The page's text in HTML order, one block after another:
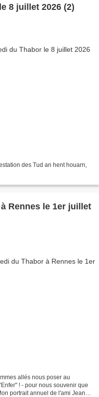
8 juillet 2026 (2)
des Tud an hent houarn,
Rennes le 1er juillet
allés nous poser au
! - pour nous souvenir que
portrait annuel de l'ami Jean-